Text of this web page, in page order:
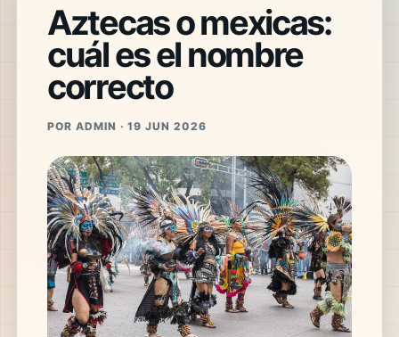
Aztecas o mexicas:
cuál es el nombre
correcto
POR ADMIN · 19 JUN 2026